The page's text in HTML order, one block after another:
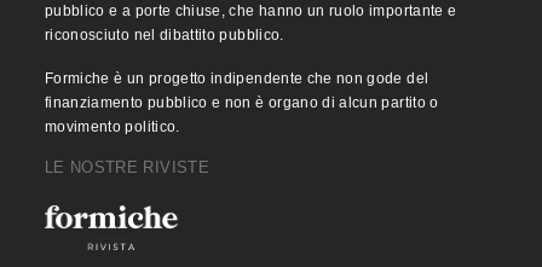
pubblico e a porte chiuse, che hanno un ruolo importante e
riconosciuto nel dibattito pubblico.
Formiche è un progetto indipendente che non gode del
finanziamento pubblico e non è organo di alcun partito o
movimento politico.
LE NOSTRE RIVISTE